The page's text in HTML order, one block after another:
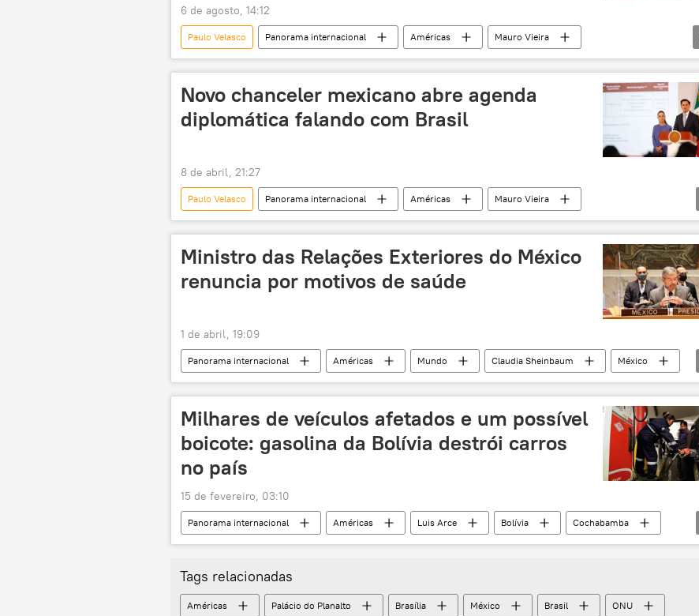
6 de agosto, 14:12
Paulo Velasco Panorama internacional Américas
Mauro Vieira
Luiz Inácio Lula da Silva
Brasil México Brasília
Petrobras
ONU
Novo chanceler mexicano abre agenda
diplomática falando com Brasil
8 de abril, 21:27
Paulo Velasco Panorama internacional Américas
Mauro Vieira
Claudia Sheinbaum
Brasil México Itamaraty Rio de Janeiro
Ministro das Relações Exteriores do México
renuncia por motivos de saúde
1 de abril, 19:09
Panorama internacional Américas Mundo Claudia Sheinbaum
México
Senado
Chancelaria
Milhares de veículos afetados e um possível
boicote: gasolina da Bolívia destrói carros
no país
15 de fevereiro, 03:10
Panorama internacional Américas Luis Arce Bolívia
Cochabamba
La Paz
Movimento para o Socialismo (MAS) YPFB
Tags relacionadas
Américas Palácio do Planalto Brasília México Brasil ONU